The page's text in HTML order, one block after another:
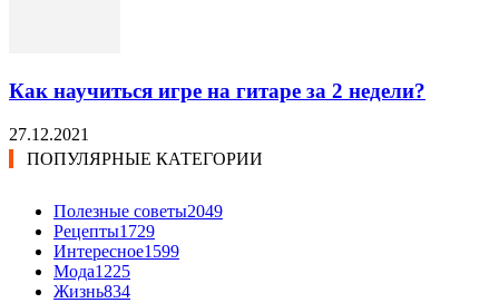
Как научиться игре на гитаре за 2 недели?
27.12.2021
ПОПУЛЯРНЫЕ КАТЕГОРИИ
Полезные советы2049
Рецепты1729
Интересное1599
Мода1225
Жизнь834